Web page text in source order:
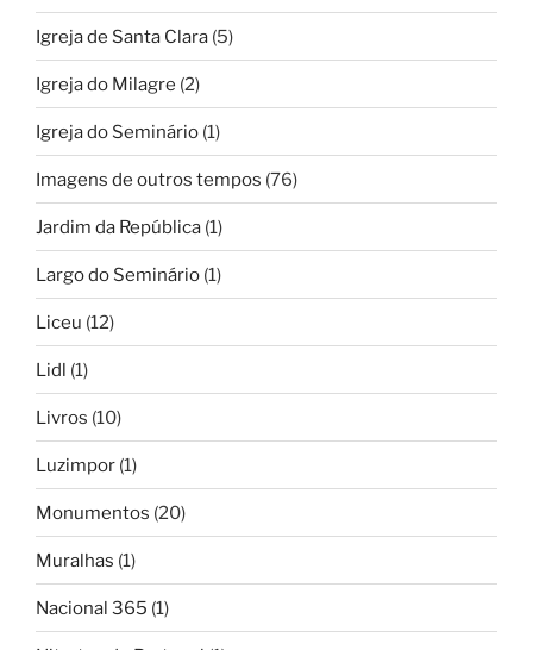
Igreja de Santa Clara (5)
Igreja do Milagre (2)
Igreja do Seminário (1)
Imagens de outros tempos (76)
Jardim da República (1)
Largo do Seminário (1)
Liceu (12)
Lidl (1)
Livros (10)
Luzimpor (1)
Monumentos (20)
Muralhas (1)
Nacional 365 (1)